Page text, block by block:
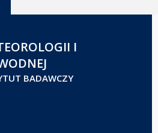
I
BADAWCZY